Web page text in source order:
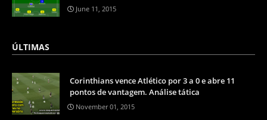
June 11, 2015
ÚLTIMAS
Corinthians vence Atlético por 3 a 0 e abre 11
pontos de vantagem. Análise tática
November 01, 2015